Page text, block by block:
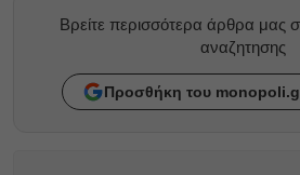
Βρείτε περισσότερα άρθρα μας
αναζητησης
Προσθήκη του